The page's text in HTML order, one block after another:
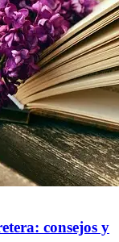
consejos y